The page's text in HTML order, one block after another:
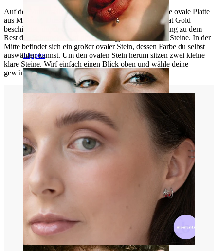
Lippen
Zunge
Auf der Vorderseite des Rings befindet sich eine kleine ovale Platte
aus Messing. Diese Platte wurde ebenfalls mit 14 Karat Gold
beschichtet, durch diese Beschichtung passt das Messing zu dem
Rest des Schmucks. Auf der Messingplatte sitzen drei Steine. In der
Mitte befindet sich ein großer ovaler Stein, dessen Farbe du selbst
auswählen kannst. Um den ovalen Stein herum sitzen zwei kleine
klare Steine. Wirf einfach einen Blick oben und wähle deine
gewünschte Farbe für den ovalen Stein aus.